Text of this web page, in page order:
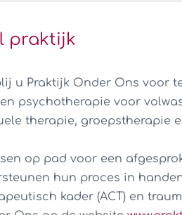
praktijk
u Praktijk Onder Ons voor
psychotherapie voor
therapie, groepstherapie
op pad voor een
hun proces in
kader (ACT) en